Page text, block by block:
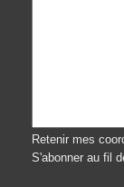
Retenir mes
S'abonner au fil